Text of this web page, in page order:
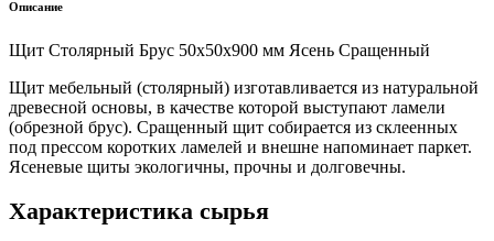
Описание
Щит Столярный Брус 50х50х900 мм Ясень Сращенный
Щит мебельный (столярный) изготавливается из натуральной
древесной основы, в качестве которой выступают ламели
(обрезной брус). Сращенный щит собирается из склеенных
под прессом коротких ламелей и внешне напоминает паркет.
Ясеневые щиты экологичны, прочны и долговечны.
Характеристика сырья